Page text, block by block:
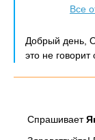
Все
Добрый день,
это не говорит
Спрашивает